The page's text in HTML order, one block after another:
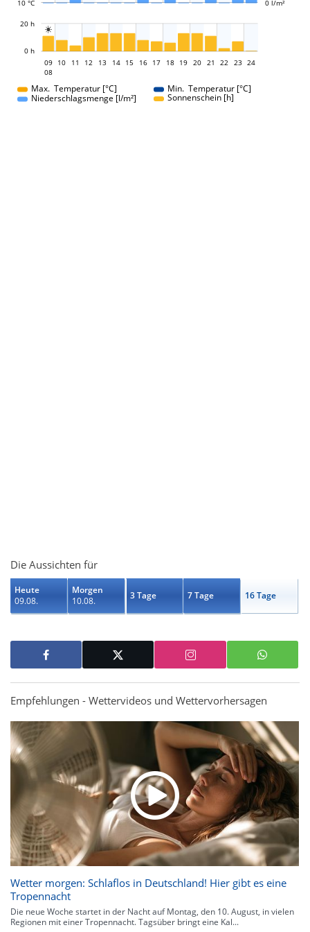
10 °C 0 l/m²

0 h
20 h
09
09
08
10 11 12 13 14 15 16 17 18 19 20 21 22 23 24
Max. Temperatur [°C]
Min. Temperatur [°C]
Niederschlagsmenge [l/m²]
Sonnenschein [h]
Die Aussichten für
Heute
09.08.
Morgen
10.08.
3 Tage 7 Tage 16 Tage
Empfehlungen - Wettervideos und Wettervorhersagen
Wetter morgen: Schlaflos in Deutschland! Hier gibt es eine
Tropennacht
Die neue Woche startet in der Nacht auf Montag, den 10. August, in vielen
Regionen mit einer Tropennacht. Tagsüber bringt eine Kal...